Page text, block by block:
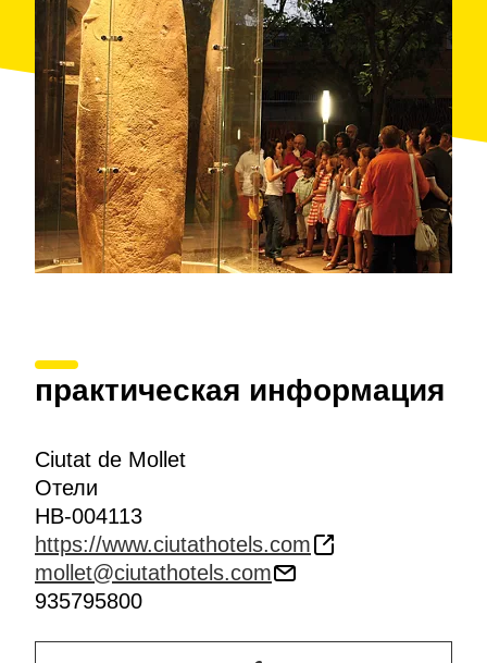
практическая информация
Ciutat de Mollet
Отели
HB-004113
https://www.ciutathotels.com
mollet@ciutathotels.com
935795800